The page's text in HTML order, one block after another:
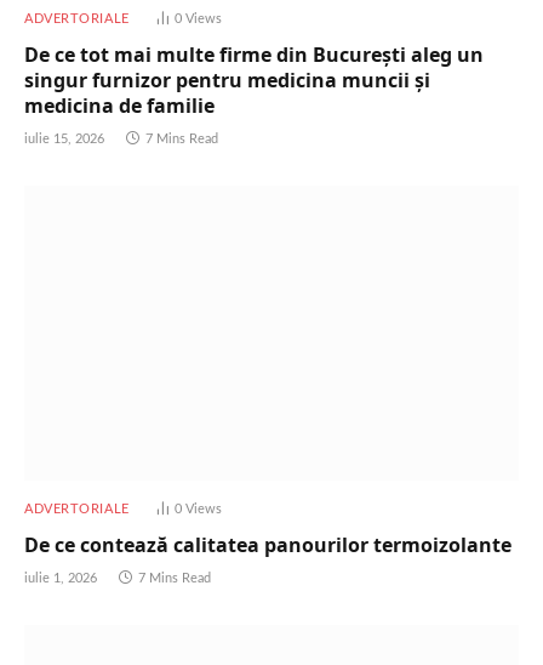
ADVERTORIALE 0 Views
De ce tot mai multe firme din București aleg un
singur furnizor pentru medicina muncii și
medicina de familie
iulie 15, 2026 7 Mins Read
ADVERTORIALE 0 Views
De ce contează calitatea panourilor termoizolante
iulie 1, 2026 7 Mins Read